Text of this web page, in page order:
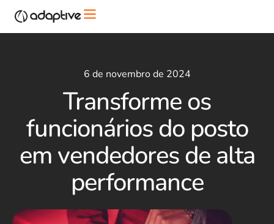
6 de novembro de 2024
Transforme os
funcionários do posto
em vendedores de alta
performance